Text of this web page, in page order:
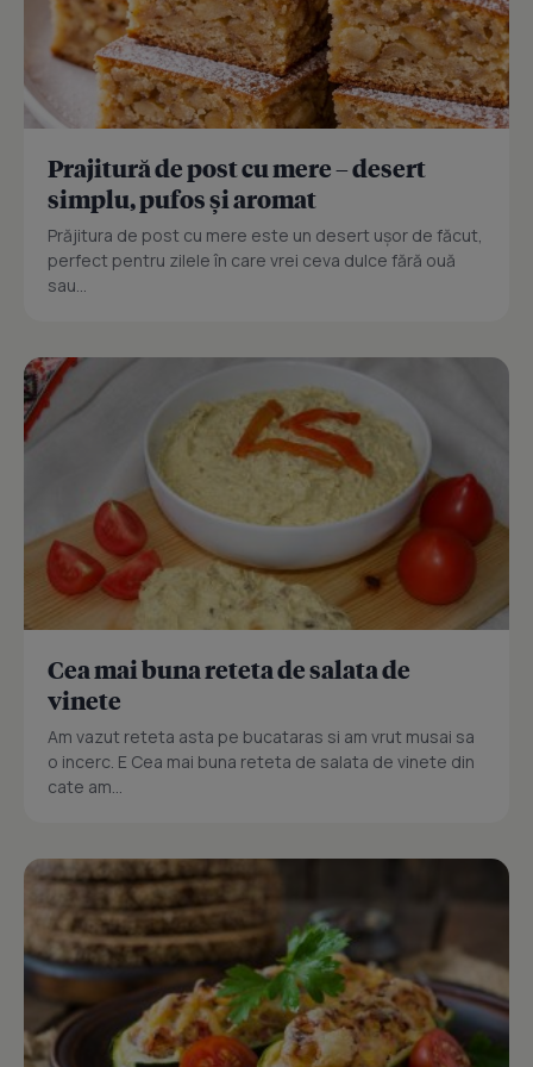
Prajitură de post cu mere – desert
simplu, pufos și aromat
Prăjitura de post cu mere este un desert ușor de făcut,
perfect pentru zilele în care vrei ceva dulce fără ouă
sau...
Cea mai buna reteta de salata de
vinete
Am vazut reteta asta pe bucataras si am vrut musai sa
o incerc. E Cea mai buna reteta de salata de vinete din
cate am...